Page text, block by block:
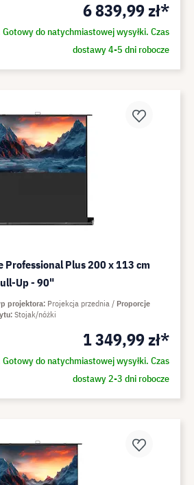
6 839,99 zł*
do natychmiastowej wysyłki. Czas
dostawy 4-5 dni robocze
Professional Plus 200 x 113 cm
Up - 90"
1 349,99 zł*
do natychmiastowej wysyłki. Czas
dostawy 2-3 dni robocze
projektora Projekcja przednia
Proporcje
Stojak/nóżki